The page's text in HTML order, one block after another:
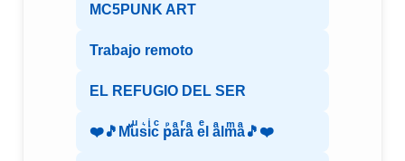
MC5PUNK ART
Trabajo remoto
EL REFUGIO DEL SER
❤️🎵Mⷨuͧs͛iͥcͨ рⷬaͣrͬaͣ eͤl aͣlmͫaͣ🎵❤️